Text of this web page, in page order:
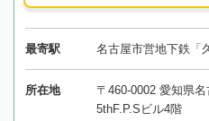
最寄駅 名古屋市営地下鉄「
所在地
〒460-0002 愛知県
5thF.P.Sビル4階